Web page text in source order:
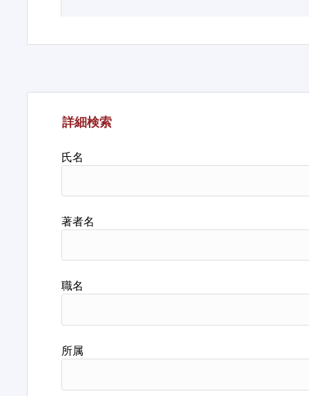
詳細検索
氏名
著者名
職名
所属